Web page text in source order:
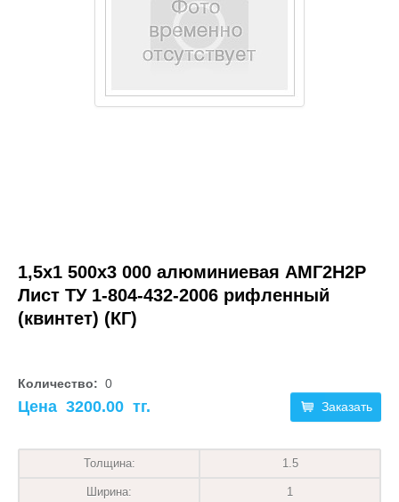
1,5х1 500х3 000 алюминиевая АМГ2Н2Р
Лист ТУ 1-804-432-2006 рифленный
(квинтет) (КГ)
Количество: 0
Заказать
Цена 3200.00 тг.
Толщина: 1.5
Ширина: 1